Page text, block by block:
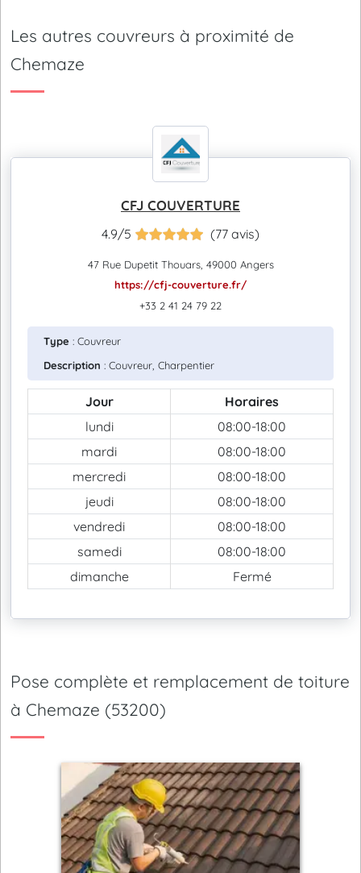
Les autres couvreurs à proximité de
Chemaze
CFJ COUVERTURE
4.9/5 (77 avis)
47 Rue Dupetit Thouars, 49000 Angers
https://cfj-couverture.fr/
+33 2 41 24 79 22
Type : Couvreur
Description : Couvreur, Charpentier
Jour
Horaires
lundi
08:00-18:00
mardi
08:00-18:00
mercredi
08:00-18:00
jeudi
08:00-18:00
vendredi
08:00-18:00
samedi
08:00-18:00
dimanche
Fermé
Pose complète et remplacement de toiture
à Chemaze (53200)